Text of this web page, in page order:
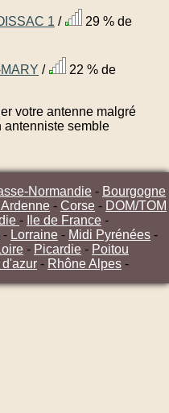
1 /
29 % de
/
22 % de
votre antenne malgré
antenniste semble
Normandie - Bourgogne
- Corse - DOM/TOM
- Ile de France -
- Lorraine - Midi Pyrénées -
- Picardie - Poitou
d'azur - Rhône Alpes -